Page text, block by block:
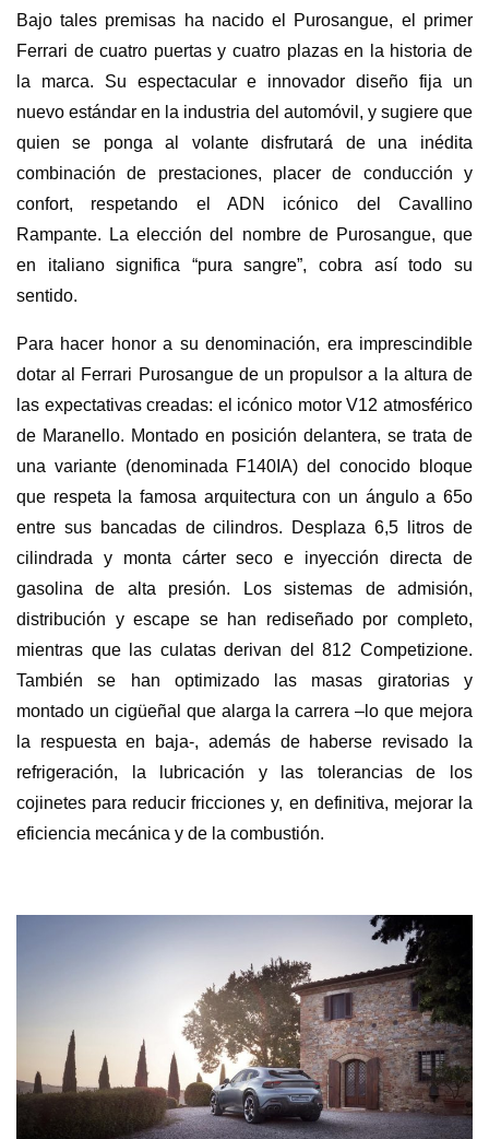
Bajo tales premisas ha nacido el Purosangue, el primer
Ferrari de cuatro puertas y cuatro plazas en la historia de
la marca. Su espectacular e innovador diseño fija un
nuevo estándar en la industria del automóvil, y sugiere que
quien se ponga al volante disfrutará de una inédita
combinación de prestaciones, placer de conducción y
confort, respetando el ADN icónico del Cavallino
Rampante. La elección del nombre de Purosangue, que
en italiano significa “pura sangre”, cobra así todo su
sentido.
Para hacer honor a su denominación, era imprescindible
dotar al Ferrari Purosangue de un propulsor a la altura de
las expectativas creadas: el icónico motor V12 atmosférico
de Maranello. Montado en posición delantera, se trata de
una variante (denominada F140IA) del conocido bloque
que respeta la famosa arquitectura con un ángulo a 65o
entre sus bancadas de cilindros. Desplaza 6,5 litros de
cilindrada y monta cárter seco e inyección directa de
gasolina de alta presión. Los sistemas de admisión,
distribución y escape se han rediseñado por completo,
mientras que las culatas derivan del 812 Competizione.
También se han optimizado las masas giratorias y
montado un cigüeñal que alarga la carrera –lo que mejora
la respuesta en baja-, además de haberse revisado la
refrigeración, la lubricación y las tolerancias de los
cojinetes para reducir fricciones y, en definitiva, mejorar la
eficiencia mecánica y de la combustión.